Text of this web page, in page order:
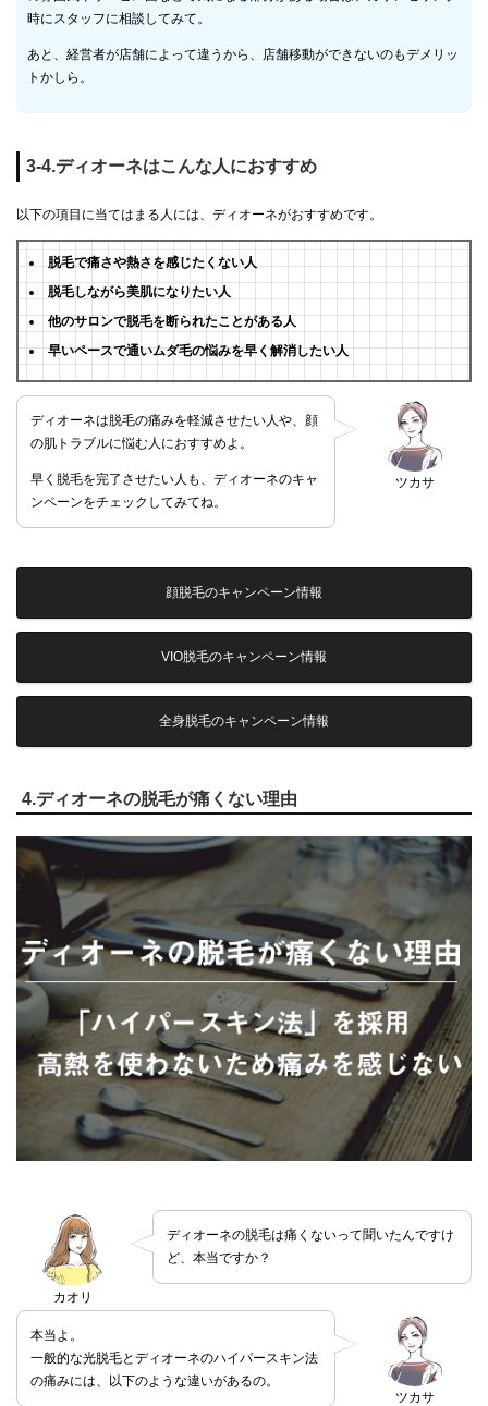
時にスタッフに相談してみて。
あと、経営者が店舗によって違うから、店舗移動ができないのもデメリッ
トかしら。
3-4.ディオーネはこんな人におすすめ
以下の項目に当てはまる人には、ディオーネがおすすめです。
脱毛で痛さや熱さを感じたくない人
脱毛しながら美肌になりたい人
他のサロンで脱毛を断られたことがある人
早いペースで通いムダ毛の悩みを早く解消したい人
ツカサ
ディオーネは脱毛の痛みを軽減させたい人や、顔
の肌トラブルに悩む人におすすめよ。
早く脱毛を完了させたい人も、ディオーネのキャ
ンペーンをチェックしてみてね。
顔脱毛のキャンペーン情報
VIO脱毛のキャンペーン情報
全身脱毛のキャンペーン情報
4.ディオーネの脱毛が痛くない理由
カオリ
ディオーネの脱毛は痛くないって聞いたんですけ
ど、本当ですか？
ツカサ
本当よ。
一般的な光脱毛とディオーネのハイパースキン法
の痛みには、以下のような違いがあるの。